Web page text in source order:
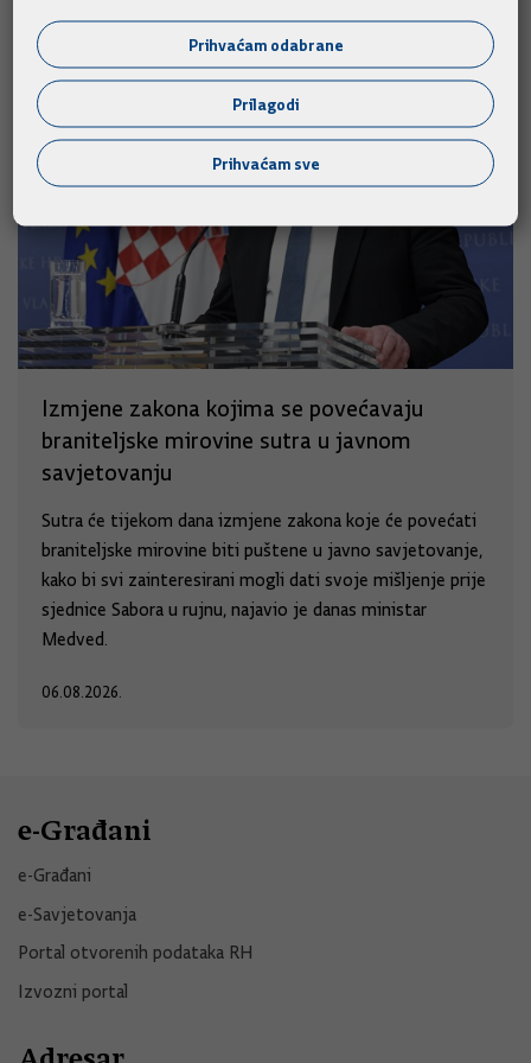
Izmjene zakona kojima se povećavaju
braniteljske mirovine sutra u javnom
savjetovanju
Sutra će tijekom dana izmjene zakona koje će povećati
braniteljske mirovine biti puštene u javno savjetovanje,
kako bi svi zainteresirani mogli dati svoje mišljenje prije
sjednice Sabora u rujnu, najavio je danas ministar
Medved.
06.08.2026.
e-Građani
e-Građani
e-Savjetovanja
Portal otvorenih podataka RH
Izvozni portal
Prihvaćam odabrane
Prilagodi
Prihvaćam sve